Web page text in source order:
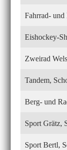
Fahrrad- und
Eishockey-
Zweirad
Tandem,
Berg- und
Sport Grätz,
Sport Bertl,